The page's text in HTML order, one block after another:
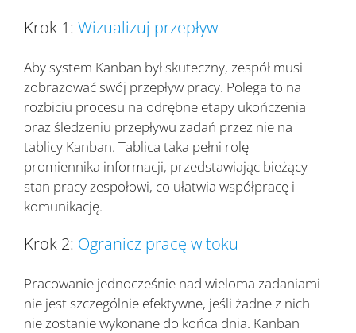
Krok 1: Wizualizuj przepływ
Aby system Kanban był skuteczny, zespół musi
zobrazować swój przepływ pracy. Polega to na
rozbiciu procesu na odrębne etapy ukończenia
oraz śledzeniu przepływu zadań przez nie na
tablicy Kanban. Tablica taka pełni rolę
promiennika informacji, przedstawiając bieżący
stan pracy zespołowi, co ułatwia współpracę i
komunikację.
Krok 2: Ogranicz pracę w toku
Pracowanie jednocześnie nad wieloma zadaniami
nie jest szczególnie efektywne, jeśli żadne z nich
nie zostanie wykonane do końca dnia. Kanban